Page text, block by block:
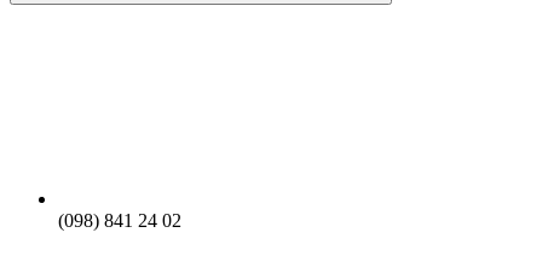
(098) 841 24 02